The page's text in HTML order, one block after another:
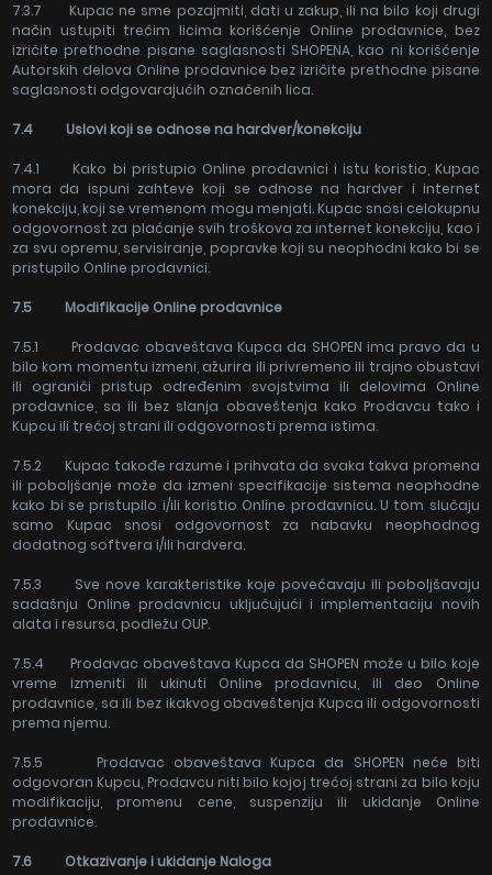
7.3.7 Kupac ne sme pozajmiti, dati u zakup, ili na bilo koji drugi
način ustupiti trećim licima korišćenje Online prodavnice, bez
izričite prethodne pisane saglasnosti SHOPENA, kao ni korišćenje
Autorskih delova Online prodavnice bez izričite prethodne pisane
saglasnosti odgovarajućih označenih lica.
7.4 Uslovi koji se odnose na hardver/konekciju
7.4.1 Kako bi pristupio Online prodavnici i istu koristio, Kupac
mora da ispuni zahteve koji se odnose na hardver i internet
konekciju, koji se vremenom mogu menjati. Kupac snosi celokupnu
odgovornost za plaćanje svih troškova za internet konekciju, kao i
za svu opremu, servisiranje, popravke koji su neophodni kako bi se
pristupilo Online prodavnici.
7.5 Modifikacije Online prodavnice
7.5.1 Prodavac obaveštava Kupca da SHOPEN ima pravo da u
bilo kom momentu izmeni, ažurira ili privremeno ili trajno obustavi
ili ograniči pristup određenim svojstvima ili delovima Online
prodavnice, sa ili bez slanja obaveštenja kako Prodavcu tako i
Kupcu ili trećoj strani ili odgovornosti prema istima.
7.5.2 Kupac takođe razume i prihvata da svaka takva promena
ili poboljšanje može da izmeni specifikacije sistema neophodne
kako bi se pristupilo i/ili koristio Online prodavnicu. U tom slučaju
samo Kupac snosi odgovornost za nabavku neophodnog
dodatnog softvera i/ili hardvera.
7.5.3 Sve nove karakteristike koje povećavaju ili poboljšavaju
sadašnju Online prodavnicu uključujući i implementaciju novih
alata i resursa, podležu OUP.
7.5.4 Prodavac obaveštava Kupca da SHOPEN može u bilo koje
vreme izmeniti ili ukinuti Online prodavnicu, ili deo Online
prodavnice, sa ili bez ikakvog obaveštenja Kupca ili odgovornosti
prema njemu.
7.5.5 Prodavac obaveštava Kupca da SHOPEN neće biti
odgovoran Kupcu, Prodavcu niti bilo kojoj trećoj strani za bilo koju
modifikaciju, promenu cene, suspenziju ili ukidanje Online
prodavnice.
7.6 Otkazivanje i ukidanje Naloga